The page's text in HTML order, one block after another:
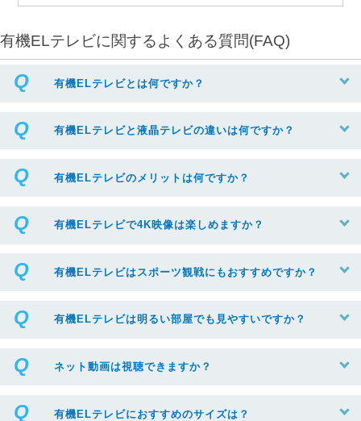
有機ELテレビに関するよくある質問(FAQ)
有機ELテレビとは何ですか？
有機ELテレビと液晶テレビの違いは何ですか？
有機ELテレビのメリットは何ですか？
有機ELテレビで4K映像は楽しめますか？
有機ELテレビはスポーツ観戦にもおすすめですか？
有機ELテレビは明るい部屋でも見やすいですか？
ネット動画は視聴できますか？
有機ELテレビにおすすめのサイズは？